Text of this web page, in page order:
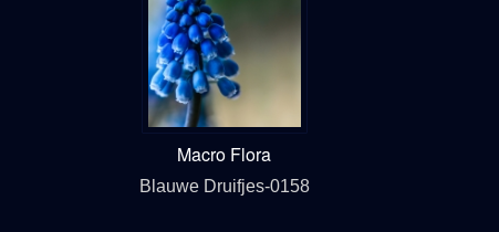
Macro Flora
Blauwe Druifjes-0158